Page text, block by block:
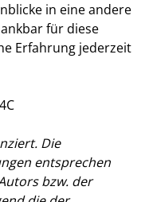
in eine andere
für diese
Erfahrung jederzeit
Die
entsprechen
bzw. der